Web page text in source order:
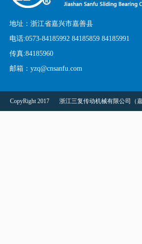
地址：浙江省嘉兴市嘉善县
电话:0573-84185992 84185859 84185991
传真:84185960
邮箱：yzq@cnsanfu.com
CopyRight 2017 浙江三复传动机械有限公司（